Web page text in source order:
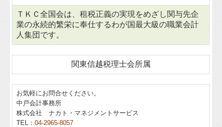
税務Q&A
お医者様・獣医師様へ
相続税業務
社長メニューASP版
TKCシステムQ&A
ＴＫＣ全国会は、租税正義の実現をめざし関与先企
業の永続的繁栄に奉仕するわが国最大級の職業会計
人集団です。
関東信越税理士会所属
お気軽にお問合せください。
中戸会計事務所
株式会社 ナカト・マネジメントサービス
TEL：04-2965-8057